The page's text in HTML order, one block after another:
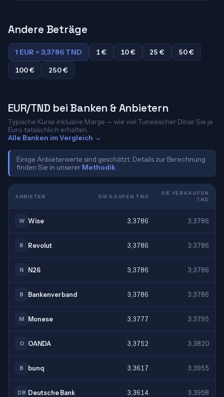
Andere Beträge
1 EUR = 3,3786 TND 1 € 10 € 25 €
50 €
100 €
250 €
EUR/TND bei Banken & Anbietern
Typische Kurse inklusive Marge — wie viel Tunesischer Dinar Sie je
Euro tatsächlich erhalten.
Alle Banken im Vergleich →
Einige Anbieterwerte sind geschätzt. Details zur Berechnung
finden Sie in unserer Methodik
ANBIETER SIE KAUFEN TND
SIE VERKAUFEN
TND
W Wise 3,3786 3,3786
R Revolut 3,3786 3,3786
N N26 3,3786 3,3786
B Bankenverband 3,3786 3,3786
M Monese 3,3777 3,3795
O OANDA 3,3752 3,3820
B bunq 3,3617 3,3955
DB Deutsche Bank 3,3614 3,3958